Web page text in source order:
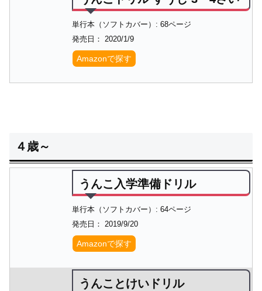
単行本（ソフトカバー）: 68ページ
発売日： 2020/1/9
Amazonで探す
４歳～
うんこ入学準備ドリル
単行本（ソフトカバー）: 64ページ
発売日： 2019/9/20
Amazonで探す
うんことけいドリル